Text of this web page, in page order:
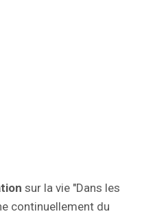
sur la vie "Dans les
continuellement du